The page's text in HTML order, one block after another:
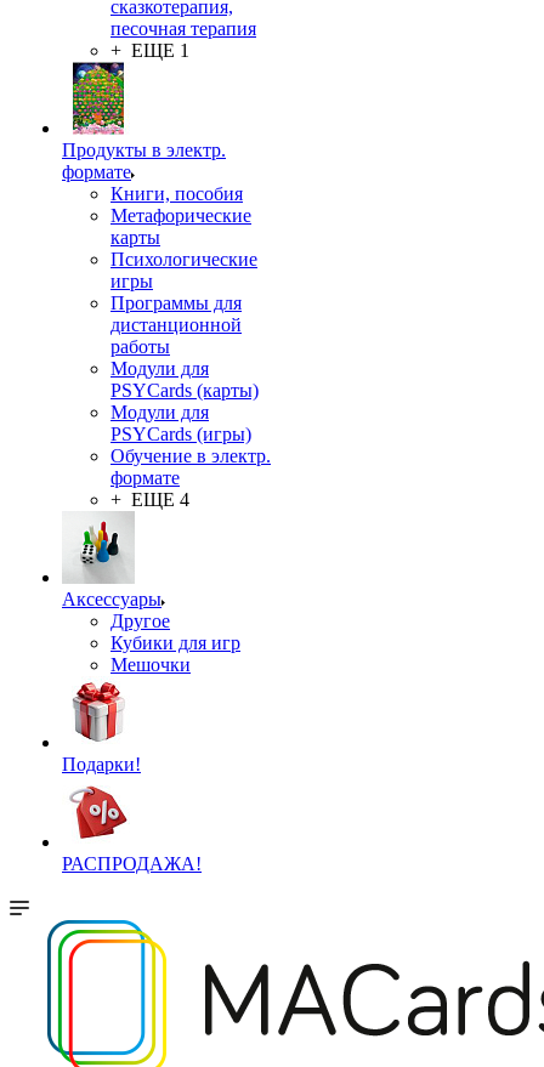
сказкотерапия,
песочная терапия
+ ЕЩЕ 1
Продукты в электр.
формате
Книги, пособия
Метафорические
карты
Психологические
игры
Программы для
дистанционной
работы
Модули для
PSYCards (карты)
Модули для
PSYCards (игры)
Обучение в электр.
формате
+ ЕЩЕ 4
Аксессуары
Другое
Кубики для игр
Мешочки
Подарки!
РАСПРОДАЖА!